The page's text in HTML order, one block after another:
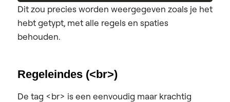
Dit zou precies worden weergegeven zoals je het
hebt getypt, met alle regels en spaties
behouden.
Regeleindes (<br>)
De tag <br> is een eenvoudig maar krachtig